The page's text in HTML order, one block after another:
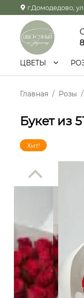
г.Домодедово,
ЦВЕТЫ
Главная Розы
Букет из
Хит!